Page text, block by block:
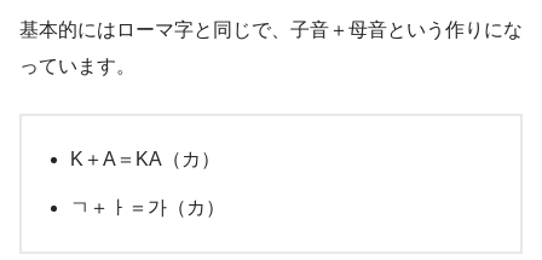
基本的にはローマ字と同じで、子音＋母音という作りにな
っています。
K＋A＝KA（カ）
ㄱ＋ㅏ＝가（カ）